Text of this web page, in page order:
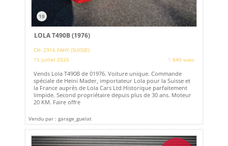
19
LOLA T490B (1976)
CH- 2916 FAHY (SUISSE)
15 juillet 2026
1 840 vues
Vends Lola T490B de 01976. Voiture unique. Commande
spéciale de Heini Mader, importateur Lola pour la Suisse et
la France auprès de Lola Cars Ltd.Historique parfaitement
limpide. Second propriétaire depuis plus de 30 ans. Moteur
20 KM. Faire offre
Vendu par : garage_guelat